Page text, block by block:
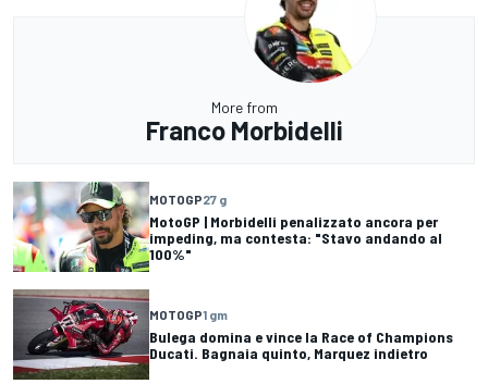
More from
Franco Morbidelli
MOTOGP27 g
MotoGP | Morbidelli penalizzato ancora per
impeding, ma contesta: "Stavo andando al
100%"
MOTOGP1 gm
Bulega domina e vince la Race of Champions
Ducati. Bagnaia quinto, Marquez indietro